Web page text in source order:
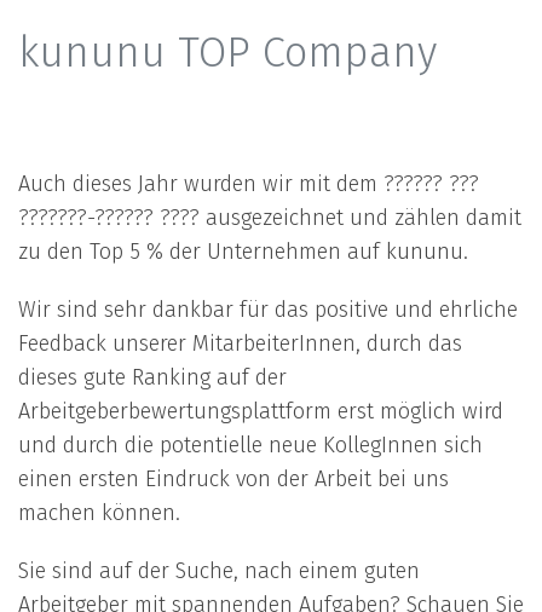
kununu TOP Company
Auch dieses Jahr wurden wir mit dem ?????? ???
???????-?????? ???? ausgezeichnet und zählen damit
zu den Top 5 % der Unternehmen auf kununu.
Wir sind sehr dankbar für das positive und ehrliche
Feedback unserer MitarbeiterInnen, durch das
dieses gute Ranking auf der
Arbeitgeberbewertungsplattform erst möglich wird
und durch die potentielle neue KollegInnen sich
einen ersten Eindruck von der Arbeit bei uns
machen können.
Sie sind auf der Suche, nach einem guten
Arbeitgeber mit spannenden Aufgaben? Schauen Sie